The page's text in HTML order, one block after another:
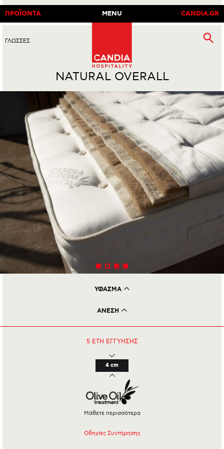
ΠΡΟΪΟΝΤΑ MENU CANDIA.GR
ΓΛΩΣΣΕΣ
EN| GR
NATURAL OVERALL
ΥΦΑΣΜΑ
ΑΝΕΣΗ
ΤΡIΧΑ ΚΑΜHΛΑΣ
5 ΕΤΗ ΕΓΓΥΗΣΗΣ
4 cm
Μάθετε περισσότερα
Οδηγίες Συντήρησης